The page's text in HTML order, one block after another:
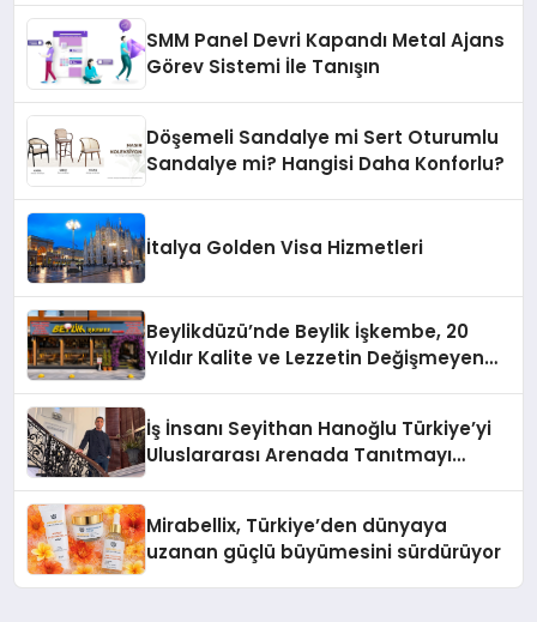
SMM Panel Devri Kapandı Metal Ajans
Görev Sistemi İle Tanışın
Döşemeli Sandalye mi Sert Oturumlu
Sandalye mi? Hangisi Daha Konforlu?
İtalya Golden Visa Hizmetleri
Beylikdüzü’nde Beylik İşkembe, 20
Yıldır Kalite ve Lezzetin Değişmeyen
İş İnsanı Seyithan Hanoğlu Türkiye’yi
Uluslararası Arenada Tanıtmayı
Mirabellix, Türkiye’den dünyaya
uzanan güçlü büyümesini sürdürüyor